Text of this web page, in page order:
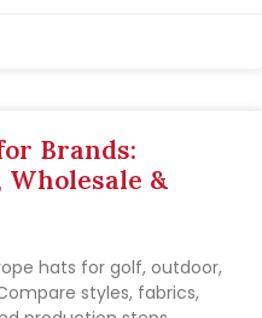
Brands:
Wholesale &
hats for golf, outdoor,
styles, fabrics,